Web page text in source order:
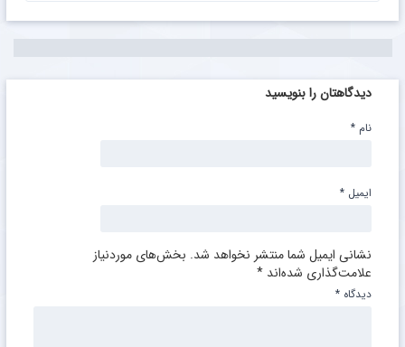
دیدگاهتان را بنویسید
نشانی ایمیل شما منتشر نخواهد شد. بخش‌های موردنیاز
علامت‌گذاری شده‌اند *
دیدگاه *
نام *
ایمیل *